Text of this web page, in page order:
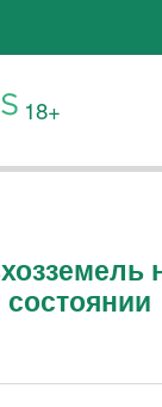
18+